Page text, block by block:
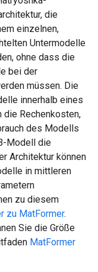
die
einzelnen,
Untermodelle
ohne dass die
bei der
müssen. Die
innerhalb eines
die Rechenkosten,
des Modells
Modell die
Architektur können
in mittleren
zu diesem
zu MatFormer.
Sie die Größe
MatFormer